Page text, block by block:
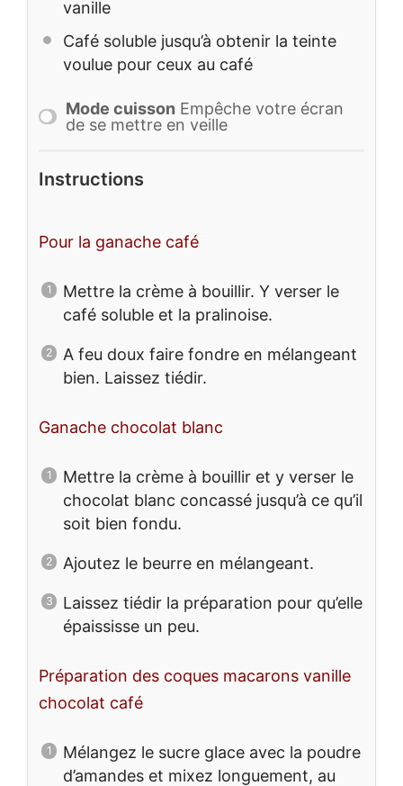
vanille
Café soluble jusqu’à obtenir la teinte
voulue pour ceux au café
Mode cuisson Empêche votre écran
de se mettre en veille
Instructions
Pour la ganache café
Mettre la crème à bouillir. Y verser le
café soluble et la pralinoise.
A feu doux faire fondre en mélangeant
bien. Laissez tiédir.
Ganache chocolat blanc
Mettre la crème à bouillir et y verser le
chocolat blanc concassé jusqu’à ce qu’il
soit bien fondu.
Ajoutez le beurre en mélangeant.
Laissez tiédir la préparation pour qu’elle
épaississe un peu.
Préparation des coques macarons vanille
chocolat café
Mélangez le sucre glace avec la poudre
d’amandes et mixez longuement, au